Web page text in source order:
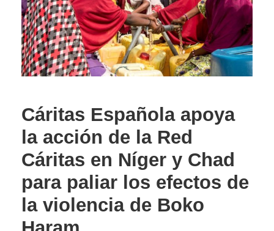
Cáritas Española apoya
la acción de la Red
Cáritas en Níger y Chad
para paliar los efectos de
la violencia de Boko